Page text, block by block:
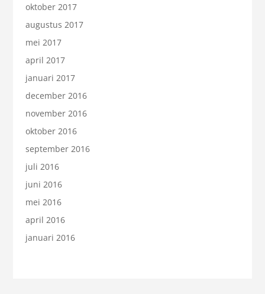
oktober 2017
augustus 2017
mei 2017
april 2017
januari 2017
december 2016
november 2016
oktober 2016
september 2016
juli 2016
juni 2016
mei 2016
april 2016
januari 2016